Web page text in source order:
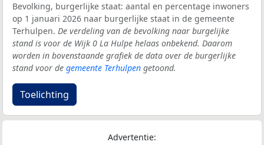
Bevolking, burgerlijke staat: aantal en percentage inwoners
op 1 januari 2026 naar burgerlijke staat in de gemeente
Terhulpen. De verdeling van de bevolking naar burgelijke
stand is voor de Wijk 0 La Hulpe helaas onbekend. Daarom
worden in bovenstaande grafiek de data over de burgerlijke
stand voor de gemeente Terhulpen getoond.
Toelichting
Advertentie: